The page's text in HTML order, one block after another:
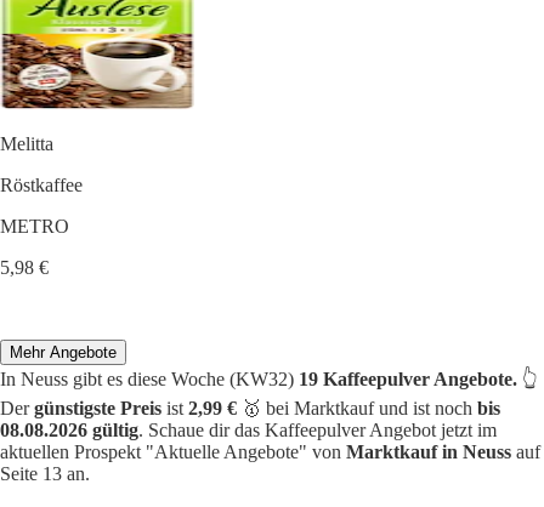
Melitta
Röstkaffee
METRO
5,98 €
Mehr Angebote
In Neuss gibt es diese Woche (KW32) 19 Kaffeepulver Angebote. 👆
Dergünstigste Preis ist 2,99 € 🥇 bei Marktkauf und ist noch bis
08.08.2026 gültig. Schaue dir das Kaffeepulver Angebot jetzt im
aktuellen Prospekt "Aktuelle Angebote" von Marktkauf in Neuss auf
Seite 13 an.